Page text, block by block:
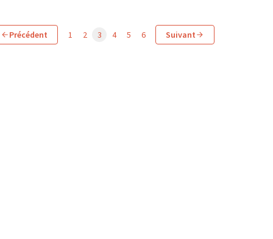
Précédent 1 2 3 4 5 6 Suivant